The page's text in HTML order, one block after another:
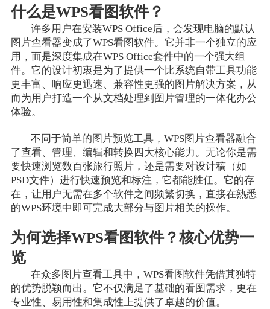
什么是WPS看图软件？
许多用户在安装WPS Office后，会发现电脑的默认
图片查看器变成了WPS看图软件。它并非一个独立的应
用，而是深度集成在WPS Office套件中的一个强大组
件。它的设计初衷是为了提供一个比系统自带工具功能
更丰富、响应更迅速、兼容性更强的图片解决方案，从
而为用户打造一个从文档处理到图片管理的一体化办公
体验。
不同于简单的图片预览工具，WPS图片查看器融合
了查看、管理、编辑和转换四大核心能力。无论你是需
要快速浏览数百张旅行照片，还是需要对设计稿（如
PSD文件）进行快速预览和标注，它都能胜任。它的存
在，让用户无需在多个软件之间频繁切换，直接在熟悉
的WPS环境中即可完成大部分与图片相关的操作。
为何选择WPS看图软件？核心优势一
览
在众多图片查看工具中，WPS看图软件凭借其独特
的优势脱颖而出。它不仅满足了基础的看图需求，更在
专业性、易用性和集成性上提供了卓越的价值。